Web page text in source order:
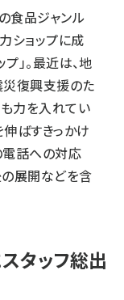
食品ジャンル
ショップに成
」。最近は、地
災復興支援のた
力を入れてい
伸ばすきっかけ
電話への対応
展開などを含
タッフ総出